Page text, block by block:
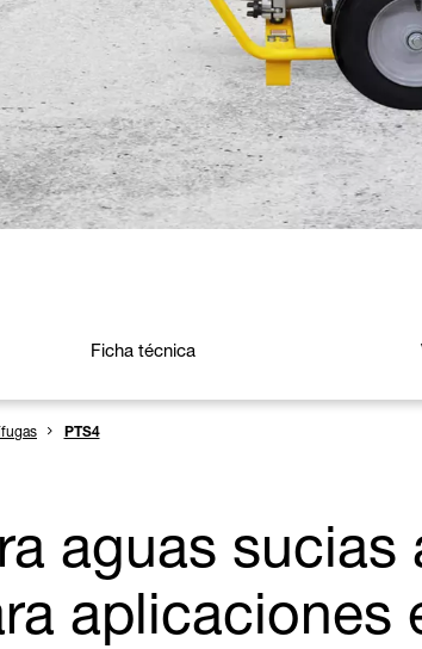
Ficha técnica
PTS4
aguas sucias
aplicaciones